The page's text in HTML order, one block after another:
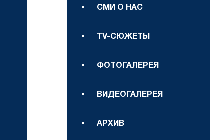
СМИ О НАС
TV-СЮЖЕТЫ
ФОТОГАЛЕРЕЯ
ВИДЕОГАЛЕРЕЯ
АРХИВ